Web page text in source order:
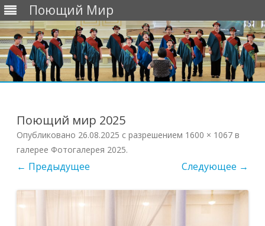
Поющий Мир
Перейти
Поющий мир 2025
Опубликовано 26.08.2025 с разрешением 1600 × 1067 в
галерее Фотогалерея 2025.
← Предыдущее Следующее →